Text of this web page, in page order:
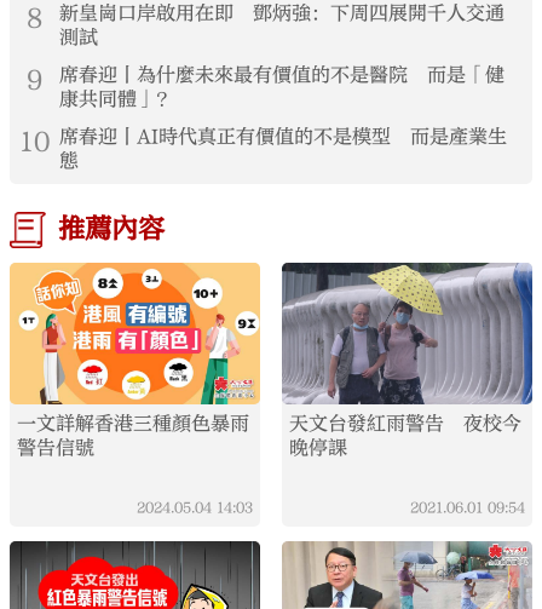
8
新皇崗口岸啟用在即 鄧炳強：下周四展開千人交通
測試
9
席春迎丨為什麼未來最有價值的不是醫院 而是「健
康共同體」？
10 席春迎丨AI時代真正有價值的不是模型 而是產業生
態
推薦內容
一文詳解香港三種顏色暴雨
警告信號
2024.05.04 14:03
天文台發紅雨警告 夜校今
晚停課
2021.06.01 09:54